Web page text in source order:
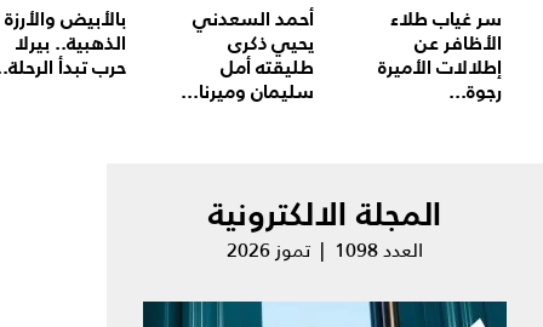
سر غياب طلاء
الأظافر عن
إطلالات الأميرة
رجوة...
أحمد السعدني
يحيي ذكرى
طليقته أمل
سليمان وميرنا...
بالأبيض والأرزة
الذهبية.. بيرلا
حرب تبدأ
المجلة الالكترونية
العدد 1098 | تموز 2026